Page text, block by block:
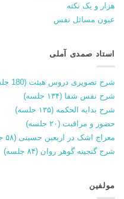
هزار و یک نکته
عیون مسائل نفس
استاد صمدی آملی
شرح تصویری دروس هیئت (180 جلسه)
شرح نفس شفا (۱۳۴ جلسه)
شرح بدایه الحکمه (۱۳۵ جلسه)
حضور و مراقبت (۲۰ جلسه)
معراج اشک در اربعین حسینی (۵۸ جلسه)
شرح گنجینه گوهر روان (۸۴ جلسه)
مولفین